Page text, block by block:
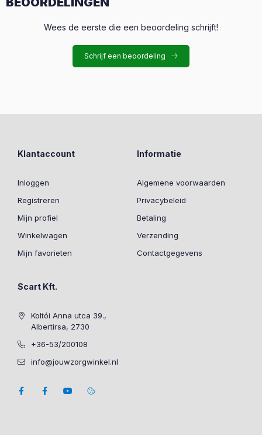
Wees de eerste die een beoordeling schrijft!
Schrijf een beoordeling
Klantaccount
Inloggen
Registreren
Mijn profiel
Winkelwagen
Mijn favorieten
Informatie
Algemene voorwaarden
Privacybeleid
Betaling
Verzending
Contactgegevens
Scart Kft.
Koltói Anna utca 39.,
Albertirsa, 2730
+36-53/200108
info@jouwzorgwinkel.nl